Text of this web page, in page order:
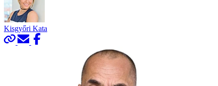
Kisgyőri Kata